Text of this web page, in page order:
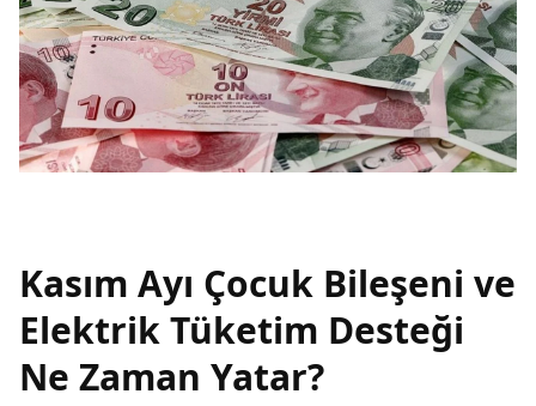
Kasım Ayı Çocuk Bileşeni ve
Elektrik Tüketim Desteği
Ne Zaman Yatar?